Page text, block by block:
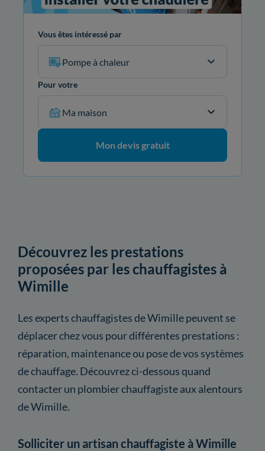
Vous êtes intéressé par
Pompe à chaleur
Pour votre
Ma maison
Mon devis gratuit
Découvrez les prestations
proposées par les chauffagistes à
Wimille
Les experts chauffagistes de Wimille peuvent se
déplacer chez vous pour différentes prestations :
réparation, maintenance ou pose de vos systèmes
de chauffage. Découvrez ci-dessous quand
contacter un plombier chauffagiste aux alentours
de Wimille.
Solliciter un artisan chauffagiste à Wimille